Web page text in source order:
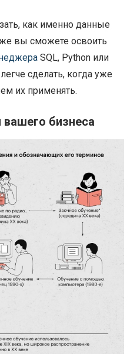
как именно данные
вы сможете освоить
SQL, Python или
сделать, когда уже
их применять.
бизнеса